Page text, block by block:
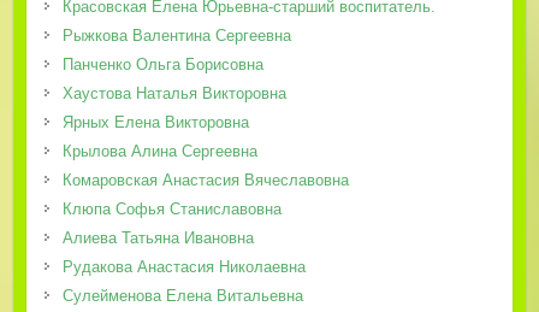
Красовская Елена Юрьевна-старший воспитатель.
Рыжкова Валентина Сергеевна
Панченко Ольга Борисовна
Хаустова Наталья Викторовна
Ярных Елена Викторовна
Крылова Алина Сергеевна
Комаровская Анастасия Вячеславовна
Клюпа Софья Станиславовна
Алиева Татьяна Ивановна
Рудакова Анастасия Николаевна
Сулейменова Елена Витальевна